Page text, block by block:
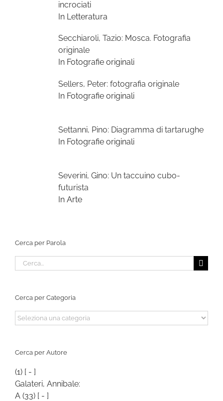
incrociati
In Letteratura
Secchiaroli, Tazio: Mosca. Fotografia
originale
In Fotografie originali
Sellers, Peter: fotografia originale
In Fotografie originali
Settanni, Pino: Diagramma di tartarughe
In Fotografie originali
Severini, Gino: Un taccuino cubo-
futurista
In Arte
Cerca per Parola
Cerca
per:
Cerca per Categoria
Cerca
per
Cerca per Autore
(1) [ - ]
Galateri, Annibale:
A (33) [ - ]